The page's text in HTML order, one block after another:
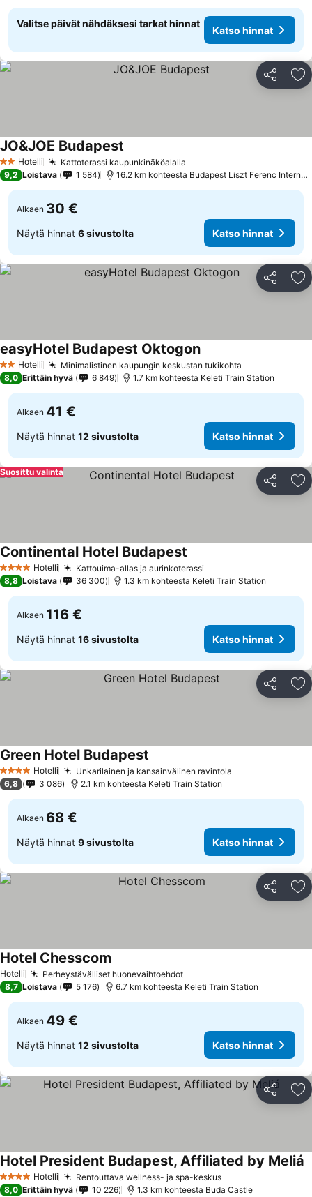
Valitse päivät nähdäksesi tarkat hinnat
Katso hinnat
Jaa
2 Tähtiluokitus
Hotelli Kattoterassi kaupunkinäköalalla
JO&JOE Budapest
9,2 Loistava 1 584 16.2 km kohteesta Budapest Liszt Ferenc International Airport
Alkaen 30 €
Näytä hinnat 6 sivustolta Katso hinnat
Jaa
2 Tähtiluokitus
Hotelli Minimalistinen kaupungin keskustan tukikohta
easyHotel Budapest Oktogon
8,0 Erittäin hyvä 6 849 1.7 km kohteesta Keleti Train Station
Alkaen 41 €
Näytä hinnat 12 sivustolta Katso hinnat
Jaa
Suosittu valinta
4 Tähtiluokitus
Hotelli Kattouima-allas ja aurinkoterassi
Continental Hotel Budapest
8,8 Loistava 36 300 1.3 km kohteesta Keleti Train Station
Alkaen 116 €
Näytä hinnat 16 sivustolta Katso hinnat
Jaa
4 Tähtiluokitus
Hotelli Unkarilainen ja kansainvälinen ravintola
Green Hotel Budapest
6,8 3 086 2.1 km kohteesta Keleti Train Station
Alkaen 68 €
Näytä hinnat 9 sivustolta Katso hinnat
Jaa
Hotelli Perheystävälliset huonevaihtoehdot
Hotel Chesscom
8,7 Loistava 5 176 6.7 km kohteesta Keleti Train Station
Alkaen 49 €
Näytä hinnat 12 sivustolta Katso hinnat
Jaa
4 Tähtiluokitus
Hotelli Rentouttava wellness- ja spa-keskus
Hotel President Budapest, Affiliated by Meliá
8,0 Erittäin hyvä 10 226 1.3 km kohteesta Buda Castle